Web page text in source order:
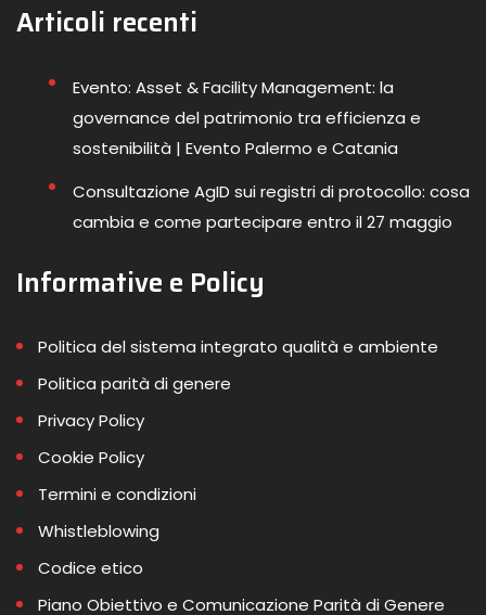
Articoli recenti
Evento: Asset & Facility Management: la
governance del patrimonio tra efficienza e
sostenibilità | Evento Palermo e Catania
Consultazione AgID sui registri di protocollo: cosa
cambia e come partecipare entro il 27 maggio
Informative e Policy
Politica del sistema integrato qualità e ambiente
Politica parità di genere
Privacy Policy
Cookie Policy
Termini e condizioni
Whistleblowing
Codice etico
Piano Obiettivo e Comunicazione Parità di Genere